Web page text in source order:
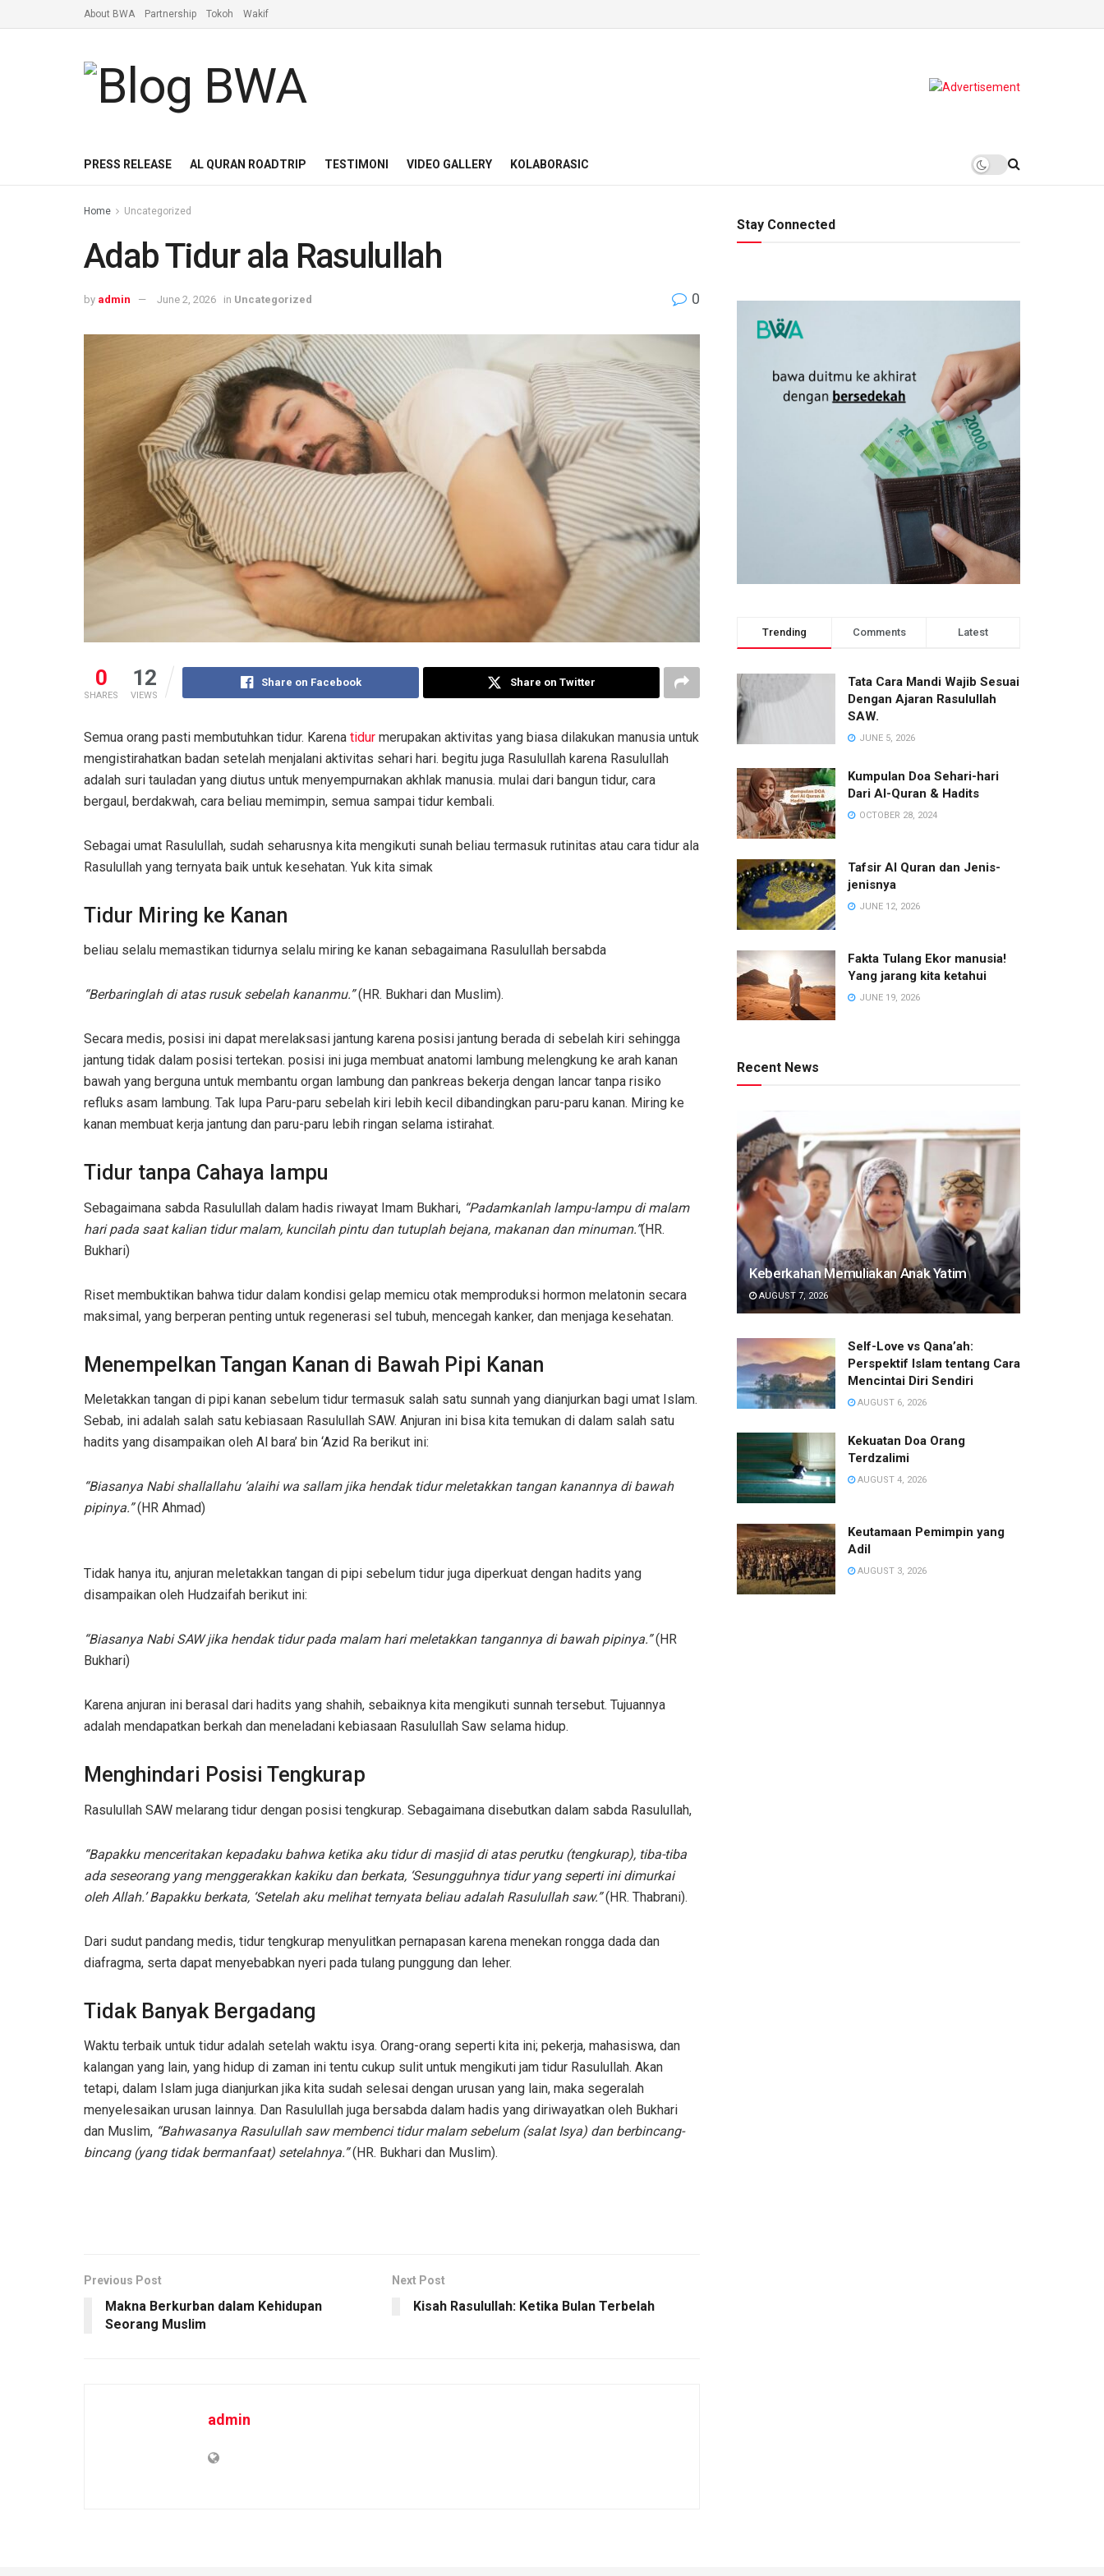
About BWA Partnership Tokoh Wakif
PRESS RELEASE AL QURAN ROADTRIP TESTIMONI VIDEO GALLERY KOLABORASIC
Home Uncategorized
Adab Tidur ala Rasulullah
by admin June 2, 2026 in Uncategorized 0
0
SHARES
12
VIEWS
Share on Facebook Share on Twitter
Semua orang pasti membutuhkan tidur. Karena tidur merupakan aktivitas yang biasa dilakukan manusia untuk
mengistirahatkan badan setelah menjalani aktivitas sehari hari. begitu juga Rasulullah karena Rasulullah
adalah suri tauladan yang diutus untuk menyempurnakan akhlak manusia. mulai dari bangun tidur, cara
bergaul, berdakwah, cara beliau memimpin, semua sampai tidur kembali.
Sebagai umat Rasulullah, sudah seharusnya kita mengikuti sunah beliau termasuk rutinitas atau cara tidur ala
Rasulullah yang ternyata baik untuk kesehatan. Yuk kita simak
Tidur Miring ke Kanan
beliau selalu memastikan tidurnya selalu miring ke kanan sebagaimana Rasulullah bersabda
“Berbaringlah di atas rusuk sebelah kananmu.”(HR. Bukhari dan Muslim).
Secara medis, posisi ini dapat merelaksasi jantung karena posisi jantung berada di sebelah kiri sehingga
jantung tidak dalam posisi tertekan. posisi ini juga membuat anatomi lambung melengkung ke arah kanan
bawah yang berguna untuk membantu organ lambung dan pankreas bekerja dengan lancar tanpa risiko
refluks asam lambung. Tak lupa Paru-paru sebelah kiri lebih kecil dibandingkan paru-paru kanan. Miring ke
kanan membuat kerja jantung dan paru-paru lebih ringan selama istirahat.
Tidur tanpa Cahaya lampu
Sebagaimana sabda Rasulullah dalam hadis riwayat Imam Bukhari, “Padamkanlah lampu-lampu di malam
hari pada saat kalian tidur malam, kuncilah pintu dan tutuplah bejana, makanan dan minuman.”(HR.
Bukhari)
Riset membuktikan bahwa tidur dalam kondisi gelap memicu otak memproduksi hormon melatonin secara
maksimal, yang berperan penting untuk regenerasi sel tubuh, mencegah kanker, dan menjaga kesehatan.
Menempelkan Tangan Kanan di Bawah Pipi Kanan
Meletakkan tangan di pipi kanan sebelum tidur termasuk salah satu sunnah yang dianjurkan bagi umat Islam.
Sebab, ini adalah salah satu kebiasaan Rasulullah SAW. Anjuran ini bisa kita temukan di dalam salah satu
hadits yang disampaikan oleh Al bara’ bin ‘Azid Ra berikut ini:
“Biasanya Nabi shallallahu ‘alaihi wa sallam jika hendak tidur meletakkan tangan kanannya di bawah
pipinya.”(HR Ahmad)
Tidak hanya itu, anjuran meletakkan tangan di pipi sebelum tidur juga diperkuat dengan hadits yang
disampaikan oleh Hudzaifah berikut ini:
“Biasanya Nabi SAW jika hendak tidur pada malam hari meletakkan tangannya di bawah pipinya.”(HR
Bukhari)
Karena anjuran ini berasal dari hadits yang shahih, sebaiknya kita mengikuti sunnah tersebut. Tujuannya
adalah mendapatkan berkah dan meneladani kebiasaan Rasulullah Saw selama hidup.
Menghindari Posisi Tengkurap
Rasulullah SAW melarang tidur dengan posisi tengkurap. Sebagaimana disebutkan dalam sabda Rasulullah,
“Bapakku menceritakan kepadaku bahwa ketika aku tidur di masjid di atas perutku (tengkurap), tiba-tiba
ada seseorang yang menggerakkan kakiku dan berkata, ‘Sesungguhnya tidur yang seperti ini dimurkai
oleh Allah.’ Bapakku berkata, ‘Setelah aku melihat ternyata beliau adalah Rasulullah saw.”(HR. Thabrani).
Dari sudut pandang medis, tidur tengkurap menyulitkan pernapasan karena menekan rongga dada dan
diafragma, serta dapat menyebabkan nyeri pada tulang punggung dan leher.
Tidak Banyak Bergadang
Waktu terbaik untuk tidur adalah setelah waktu isya. Orang-orang seperti kita ini; pekerja, mahasiswa, dan
kalangan yang lain, yang hidup di zaman ini tentu cukup sulit untuk mengikuti jam tidur Rasulullah. Akan
tetapi, dalam Islam juga dianjurkan jika kita sudah selesai dengan urusan yang lain, maka segeralah
menyelesaikan urusan lainnya. Dan Rasulullah juga bersabda dalam hadis yang diriwayatkan oleh Bukhari
dan Muslim, “Bahwasanya Rasulullah saw membenci tidur malam sebelum (salat Isya) dan berbincang-
bincang (yang tidak bermanfaat) setelahnya.”(HR. Bukhari dan Muslim).
Previous Post
Makna Berkurban dalam Kehidupan
Seorang Muslim
Next Post
Kisah Rasulullah: Ketika Bulan Terbelah
admin
Stay Connected
Trending Comments Latest
Tata Cara Mandi Wajib Sesuai
Dengan Ajaran Rasulullah
SAW.
JUNE 5, 2026
Kumpulan Doa Sehari-hari
Dari Al-Quran & Hadits
OCTOBER 28, 2024
Tafsir Al Quran dan Jenis-
jenisnya
JUNE 12, 2026
Fakta Tulang Ekor manusia!
Yang jarang kita ketahui
JUNE 19, 2026
Recent News
Keberkahan Memuliakan Anak Yatim
AUGUST 7, 2026
Self-Love vs Qana’ah:
Perspektif Islam tentang Cara
Mencintai Diri Sendiri
AUGUST 6, 2026
Kekuatan Doa Orang
Terdzalimi
AUGUST 4, 2026
Keutamaan Pemimpin yang
Adil
AUGUST 3, 2026